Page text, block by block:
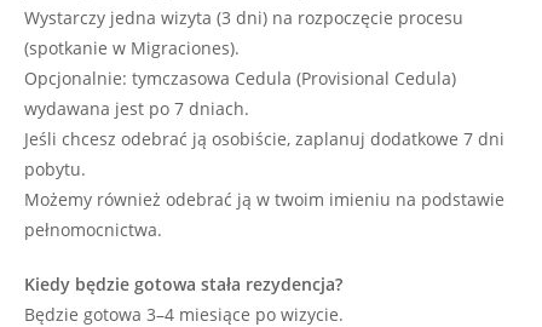
Wystarczy jedna wizyta (3 dni) na rozpoczęcie procesu
(spotkanie w Migraciones).
Opcjonalnie: tymczasowa Cedula (Provisional Cedula)
wydawana jest po 7 dniach.
Jeśli chcesz odebrać ją osobiście, zaplanuj dodatkowe 7 dni
pobytu.
Możemy również odebrać ją w twoim imieniu na podstawie
pełnomocnictwa.
Kiedy będzie gotowa stała rezydencja?
Będzie gotowa 3–4 miesiące po wizycie.